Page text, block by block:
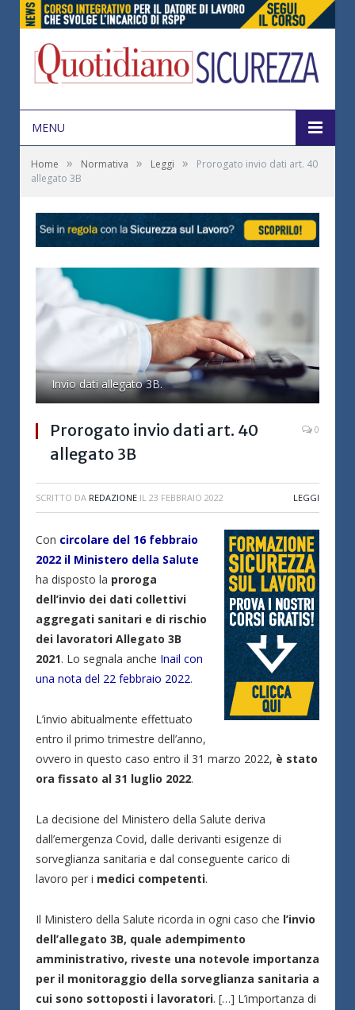
MENU
Home » Normativa » Leggi »
Prorogato invio dati art. 40
allegato 3B
Invio dati allegato 3B.
Prorogato invio dati art. 40
allegato 3B
0
SCRITTO DA REDAZIONE IL 23 FEBBRAIO 2022 LEGGI
Con circolare del 16 febbraio
2022 il Ministero della Salute
ha disposto la proroga
dell’invio dei dati collettivi
aggregati sanitari e di rischio
dei lavoratori Allegato 3B
2021. Lo segnala anche Inail con
una nota del 22 febbraio 2022.
L’invio abitualmente effettuato
entro il primo trimestre dell’anno,
ovvero in questo caso entro il 31 marzo 2022, è stato
ora fissato al 31 luglio 2022.
La decisione del Ministero della Salute deriva
dall’emergenza Covid, dalle derivanti esigenze di
sorveglianza sanitaria e dal conseguente carico di
lavoro per i medici competenti.
Il Ministero della Salute ricorda in ogni caso che l’invio
dell’allegato 3B, quale adempimento
amministrativo, riveste una notevole importanza
per il monitoraggio della sorveglianza sanitaria a
cui sono sottoposti i lavoratori. […] L’importanza di